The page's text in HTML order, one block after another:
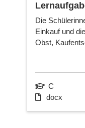
Die
Einkauf und
Obst,
C
docx